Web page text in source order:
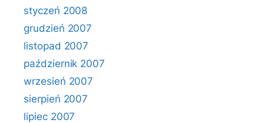
styczeń 2008
grudzień 2007
listopad 2007
październik 2007
wrzesień 2007
sierpień 2007
lipiec 2007